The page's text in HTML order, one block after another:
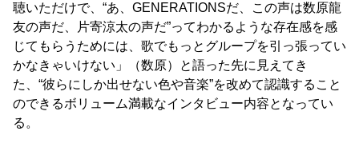
聴いただけで、“あ、GENERATIONSだ、この声は数原龍
友の声だ、片寄涼太の声だ”ってわかるような存在感を感
じてもらうためには、歌でもっとグループを引っ張ってい
かなきゃいけない」（数原）と語った先に見えてき
た、“彼らにしか出せない色や音楽”を改めて認識すること
のできるボリューム満載なインタビュー内容となってい
る。